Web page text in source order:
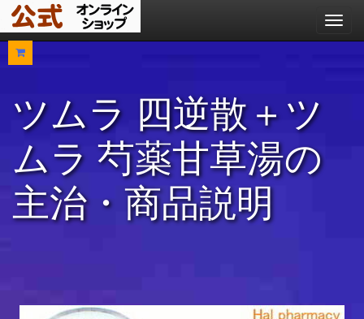
メ
ニ
ツムラ 四逆散＋ツ
ムラ 芍薬甘草湯の
主治・商品説明